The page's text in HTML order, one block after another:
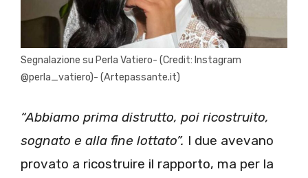
Segnalazione su Perla Vatiero- (Credit: Instagram
@perla_vatiero)- (Artepassante.it)
“Abbiamo prima distrutto, poi ricostruito,
sognato e alla fine lottato”. I due avevano
provato a ricostruire il rapporto, ma per la